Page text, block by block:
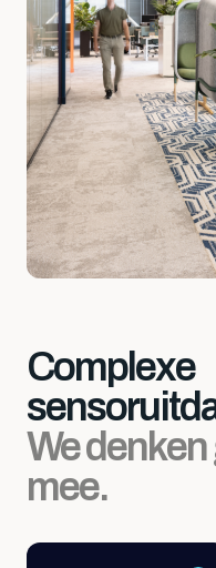
Complexe
We
mee.